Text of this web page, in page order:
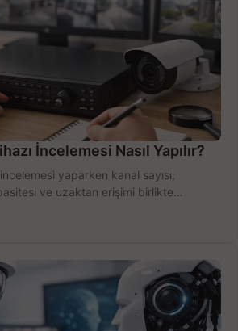
İncelemesi Nasıl Yapılır?
yaparken kanal sayısı,
ve uzaktan erişimi birlikte